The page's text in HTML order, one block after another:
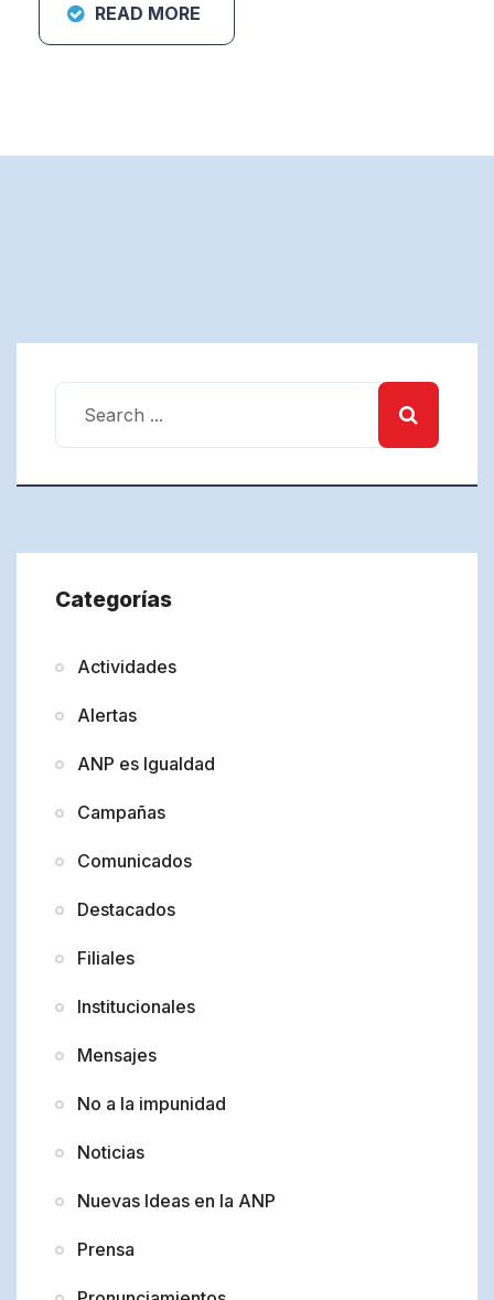
READ MORE
Categorías
Actividades
Alertas
ANP es Igualdad
Campañas
Comunicados
Destacados
Filiales
Institucionales
Mensajes
No a la impunidad
Noticias
Nuevas Ideas en la ANP
Prensa